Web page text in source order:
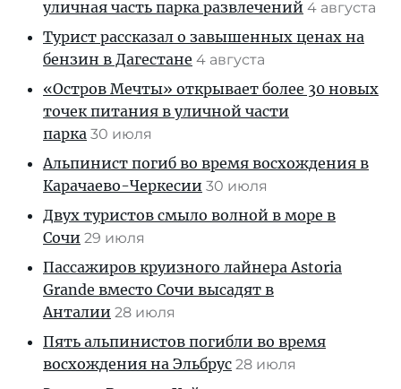
уличная часть парка развлечений 4 августа
Турист рассказал о завышенных ценах на
бензин в Дагестане 4 августа
«Остров Мечты» открывает более 30 новых
точек питания в уличной части
парка 30 июля
Альпинист погиб во время восхождения в
Карачаево-Черкесии 30 июля
Двух туристов смыло волной в море в
Сочи 29 июля
Пассажиров круизного лайнера Astoria
Grande вместо Сочи высадят в
Анталии 28 июля
Пять альпинистов погибли во время
восхождения на Эльбрус 28 июля